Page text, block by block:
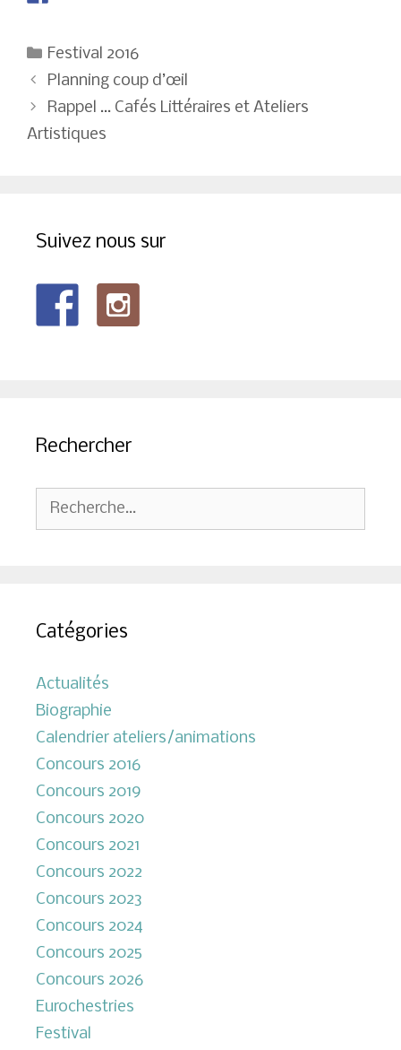
Catégories
Festival 2016
Navigation
des
articles
Planning coup d’œil
Rappel … Cafés Littéraires et Ateliers
Artistiques
Suivez nous sur
Rechercher
Rechercher :
Catégories
Actualités
Biographie
Calendrier ateliers/animations
Concours 2016
Concours 2019
Concours 2020
Concours 2021
Concours 2022
Concours 2023
Concours 2024
Concours 2025
Concours 2026
Eurochestries
Festival